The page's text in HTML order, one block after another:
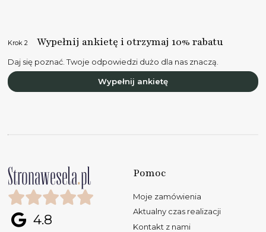
Krok 2 Wypełnij ankietę i otrzymaj 10% rabatu
Daj się poznać. Twoje odpowiedzi dużo dla nas znaczą.
Wypełnij ankietę
4.8
Pomoc
Moje zamówienia
Aktualny czas realizacji
Kontakt z nami